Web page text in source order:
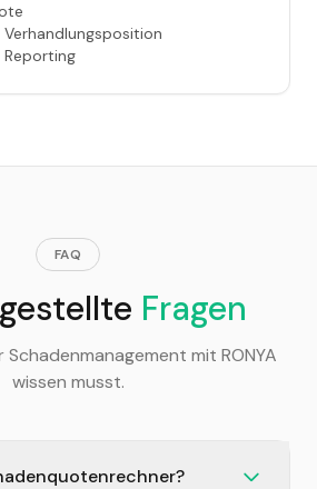
Reporting
FAQ
Fragen
Schadenmanagement mit RONYA
wissen musst.